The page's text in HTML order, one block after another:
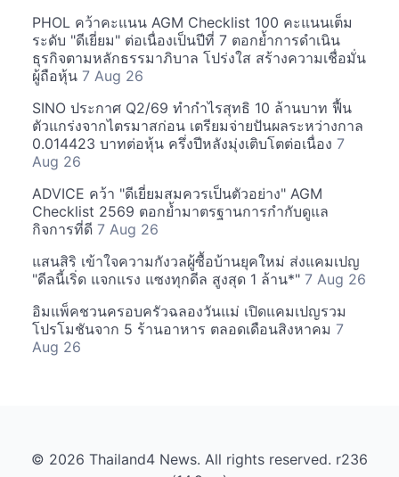
PHOL คว้าคะแนน AGM Checklist 100 คะแนนเต็ม
ระดับ "ดีเยี่ยม" ต่อเนื่องเป็นปีที่ 7 ตอกย้ำการดำเนิน
ธุรกิจตามหลักธรรมาภิบาล โปร่งใส สร้างความเชื่อมั่น
ผู้ถือหุ้น 7 Aug 26
SINO ประกาศ Q2/69 ทำกำไรสุทธิ 10 ล้านบาท ฟื้น
ตัวแกร่งจากไตรมาสก่อน เตรียมจ่ายปันผลระหว่างกาล
0.014423 บาทต่อหุ้น ครึ่งปีหลังมุ่งเติบโตต่อเนื่อง 7
Aug 26
ADVICE คว้า "ดีเยี่ยมสมควรเป็นตัวอย่าง" AGM
Checklist 2569 ตอกย้ำมาตรฐานการกำกับดูแล
กิจการที่ดี 7 Aug 26
แสนสิริ เข้าใจความกังวลผู้ซื้อบ้านยุคใหม่ ส่งแคมเปญ
"ดีลนี้เริ่ด แจกแรง แซงทุกดีล สูงสุด 1 ล้าน*" 7 Aug 26
อิมแพ็คชวนครอบครัวฉลองวันแม่ เปิดแคมเปญรวม
โปรโมชันจาก 5 ร้านอาหาร ตลอดเดือนสิงหาคม 7
Aug 26
© 2026 Thailand4 News. All rights reserved. r236